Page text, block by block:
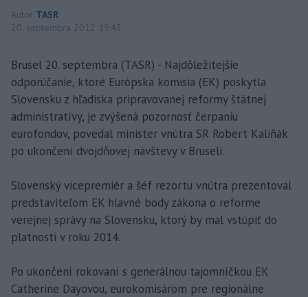
Autor TASR
20. septembra 2012 19:43
Brusel 20. septembra (TASR) - Najdôležitejšie
odporúčanie, ktoré Európska komisia (EK) poskytla
Slovensku z hľadiska pripravovanej reformy štátnej
administratívy, je zvýšená pozornosť čerpaniu
eurofondov, povedal minister vnútra SR Robert Kaliňák
po ukončení dvojdňovej návštevy v Bruseli.
Slovenský vicepremiér a šéf rezortu vnútra prezentoval
predstaviteľom EK hlavné body zákona o reforme
verejnej správy na Slovensku, ktorý by mal vstúpiť do
platnosti v roku 2014.
Po ukončení rokovaní s generálnou tajomníčkou EK
Catherine Dayovou, eurokomisárom pre regionálne